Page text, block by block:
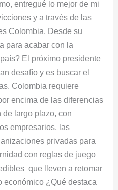
entregué lo mejor de mi
y a través de las
Colombia. Desde su
para acabar con la
El próximo presidente
desafío y es buscar el
Colombia requiere
encima de las diferencias
largo plazo, con
empresarios, las
privadas para
con reglas de juego
que lleven a retomar
económico ¿Qué destaca